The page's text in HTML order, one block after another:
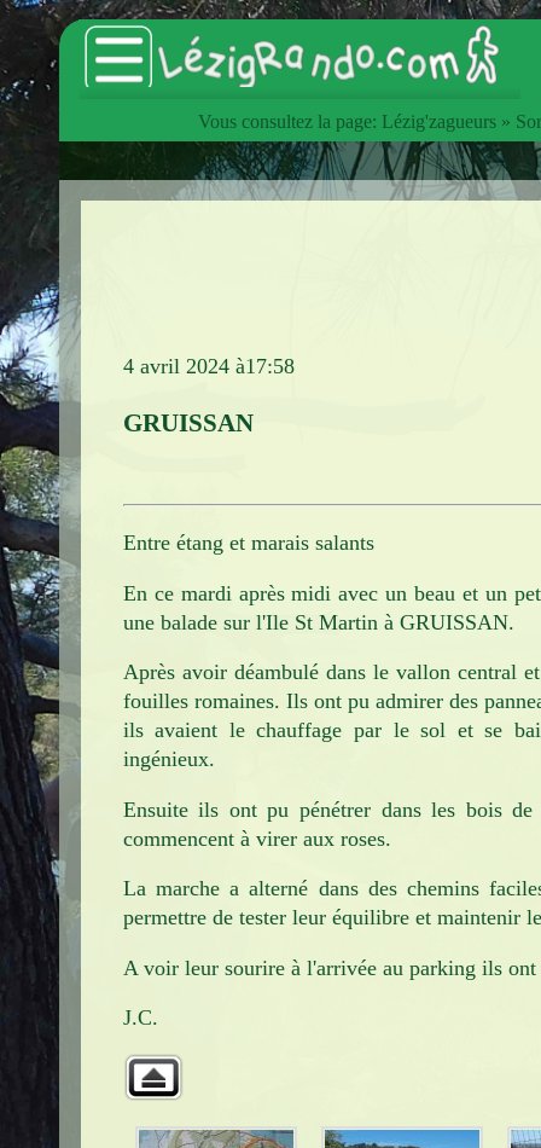
Accueil
Catalogue des articles
L'InterClub
Contact
Vous consultez la page: Lézig'zagueurs »
4 avril 2024 à17:58
GRUISSAN
Entre étang et marais salants
En ce mardi après midi avec un beau et un
une balade sur l'Ile St Martin à GRUISSAN.
Après avoir déambulé dans le vallon central
fouilles romaines. Ils ont pu admirer des
ils avaient le chauffage par le sol et se
ingénieux.
Ensuite ils ont pu pénétrer dans les bois
commencent à virer aux roses.
La marche a alterné dans des chemins
permettre de tester leur équilibre et maintenir
A voir leur sourire à l'arrivée au parking ils
J.C.